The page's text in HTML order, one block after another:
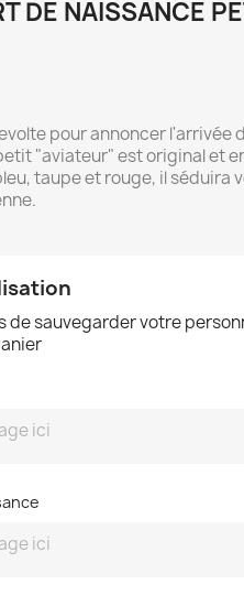
DE NAISSANCE
pour annoncer
"aviateur" est original et
taupe et rouge, il séduira
de sauvegarder votre